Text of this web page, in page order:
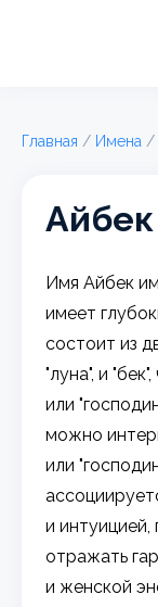
Главная / Имена /
Айбек
Имя Айбек
имеет
состоит из
"луна", и
или
можно
или
и
отражать
и женской